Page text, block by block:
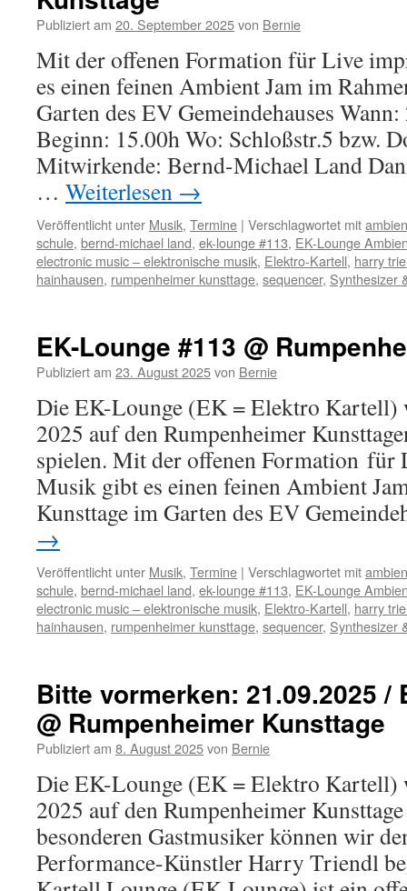
Publiziert am 20. September 2025von Bernie
Mit der offenen Formation für Live
es einen feinen Ambient Jam im
Garten des EV Gemeindehauses
Beginn: 15.00h Wo: Schloßstr.5 bzw.
Mitwirkende: Bernd-Michael Land
… Weiterlesen →
Veröffentlicht unter Musik, Termine | Verschlagwortet mit
schule, bernd-michael land, ek-lounge #113, EK-Lounge
electronic music – elektronische musik, Elektro-Kartell, harry
hainhausen, rumpenheimer kunsttage, sequencer, Synthesizer
EK-Lounge #113 @
Publiziert am 23. August 2025von Bernie
Die EK-Lounge (EK = Elektro Kartell)
2025 auf den Rumpenheimer
spielen. Mit der offenen Formation
Musik gibt es einen feinen Ambient
Kunsttage im Garten des EV
→
Veröffentlicht unter Musik, Termine | Verschlagwortet mit
schule, bernd-michael land, ek-lounge #113, EK-Lounge
electronic music – elektronische musik, Elektro-Kartell, harry
hainhausen, rumpenheimer kunsttage, sequencer, Synthesizer
Bitte vormerken: 21.09.2025 /
@ Rumpenheimer Kunsttage
Publiziert am 8. August 2025von Bernie
Die EK-Lounge (EK = Elektro Kartell)
2025 auf den Rumpenheimer
besonderen Gastmusiker können wir
Performance-Künstler Harry Triendl